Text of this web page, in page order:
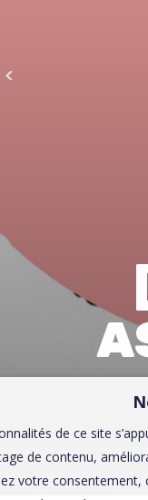
de ce site
de contenu,
votre